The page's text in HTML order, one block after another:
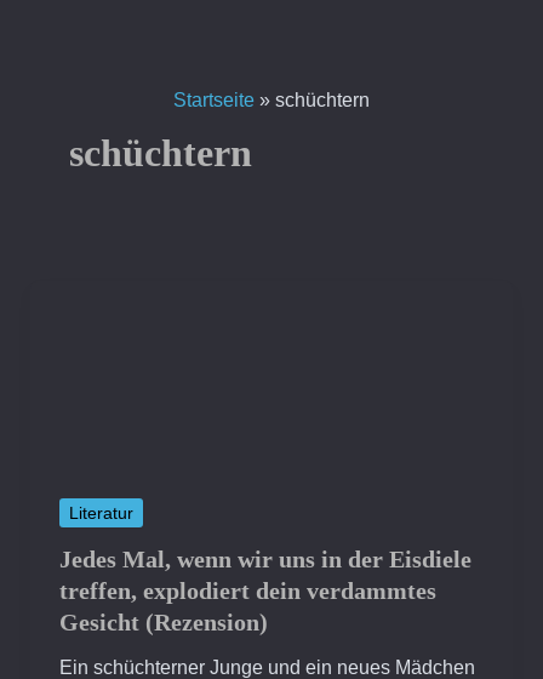
Startseite » schüchtern
schüchtern
Literatur
Jedes Mal, wenn wir uns in der Eisdiele
treffen, explodiert dein verdammtes
Gesicht (Rezension)
Ein schüchterner Junge und ein neues Mädchen